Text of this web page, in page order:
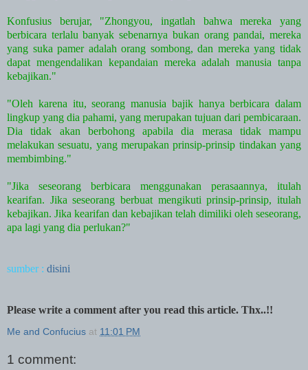
Konfusius berujar, "Zhongyou, ingatlah bahwa mereka yang
berbicara terlalu banyak sebenarnya bukan orang pandai, mereka
yang suka pamer adalah orang sombong, dan mereka yang tidak
dapat mengendalikan kepandaian mereka adalah manusia tanpa
kebajikan."
"Oleh karena itu, seorang manusia bajik hanya berbicara dalam
lingkup yang dia pahami, yang merupakan tujuan dari pembicaraan.
Dia tidak akan berbohong apabila dia merasa tidak mampu
melakukan sesuatu, yang merupakan prinsip-prinsip tindakan yang
membimbing."
"Jika seseorang berbicara menggunakan perasaannya, itulah
kearifan. Jika seseorang berbuat mengikuti prinsip-prinsip, itulah
kebajikan. Jika kearifan dan kebajikan telah dimiliki oleh seseorang,
apa lagi yang dia perlukan?"
sumber : disini
Please write a comment after you read this article. Thx..!!
Me and Confucius at 11:01 PM
1 comment: